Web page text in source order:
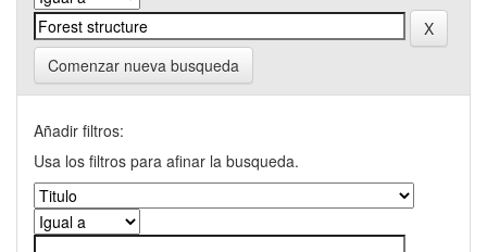
Comenzar nueva busqueda
Añadir filtros:
Usa los filtros para afinar la busqueda.